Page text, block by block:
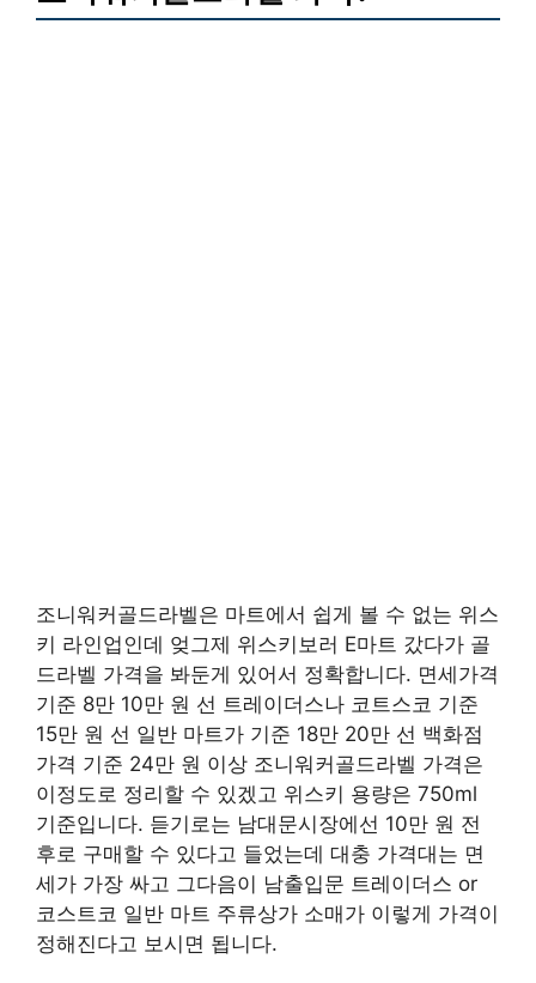
조니워커골드라벨은 마트에서 쉽게 볼 수 없는 위스
키 라인업인데 엊그제 위스키보러 E마트 갔다가 골
드라벨 가격을 봐둔게 있어서 정확합니다. 면세가격
기준 8만 10만 원 선 트레이더스나 코트스코 기준
15만 원 선 일반 마트가 기준 18만 20만 선 백화점
가격 기준 24만 원 이상 조니워커골드라벨 가격은
이정도로 정리할 수 있겠고 위스키 용량은 750ml
기준입니다. 듣기로는 남대문시장에선 10만 원 전
후로 구매할 수 있다고 들었는데 대충 가격대는 면
세가 가장 싸고 그다음이 남출입문 트레이더스 or
코스트코 일반 마트 주류상가 소매가 이렇게 가격이
정해진다고 보시면 됩니다.